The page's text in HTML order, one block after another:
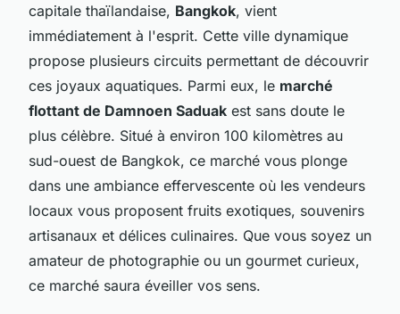
capitale thaïlandaise, Bangkok, vient
immédiatement à l'esprit. Cette ville dynamique
propose plusieurs circuits permettant de découvrir
ces joyaux aquatiques. Parmi eux, le marché
flottant de Damnoen Saduak est sans doute le
plus célèbre. Situé à environ 100 kilomètres au
sud-ouest de Bangkok, ce marché vous plonge
dans une ambiance effervescente où les vendeurs
locaux vous proposent fruits exotiques, souvenirs
artisanaux et délices culinaires. Que vous soyez un
amateur de photographie ou un gourmet curieux,
ce marché saura éveiller vos sens.